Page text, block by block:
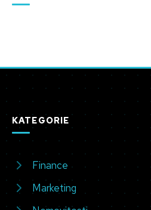
KATEGORIE
Finance
Marketing